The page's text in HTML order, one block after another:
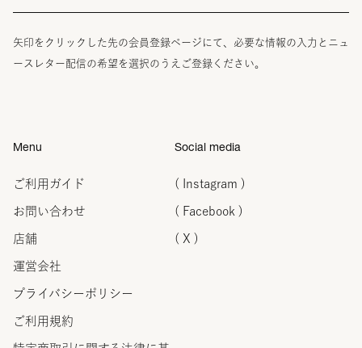
矢印をクリックした先の会員登録ページにて、必要な情報の入力とニュ
ースレター配信の希望を選択のうえご登録ください。
Menu
ご利用ガイド
お問い合わせ
店舗
運営会社
プライバシーポリシー
ご利用規約
Social media
( Instagram )
( Facebook )
( X )